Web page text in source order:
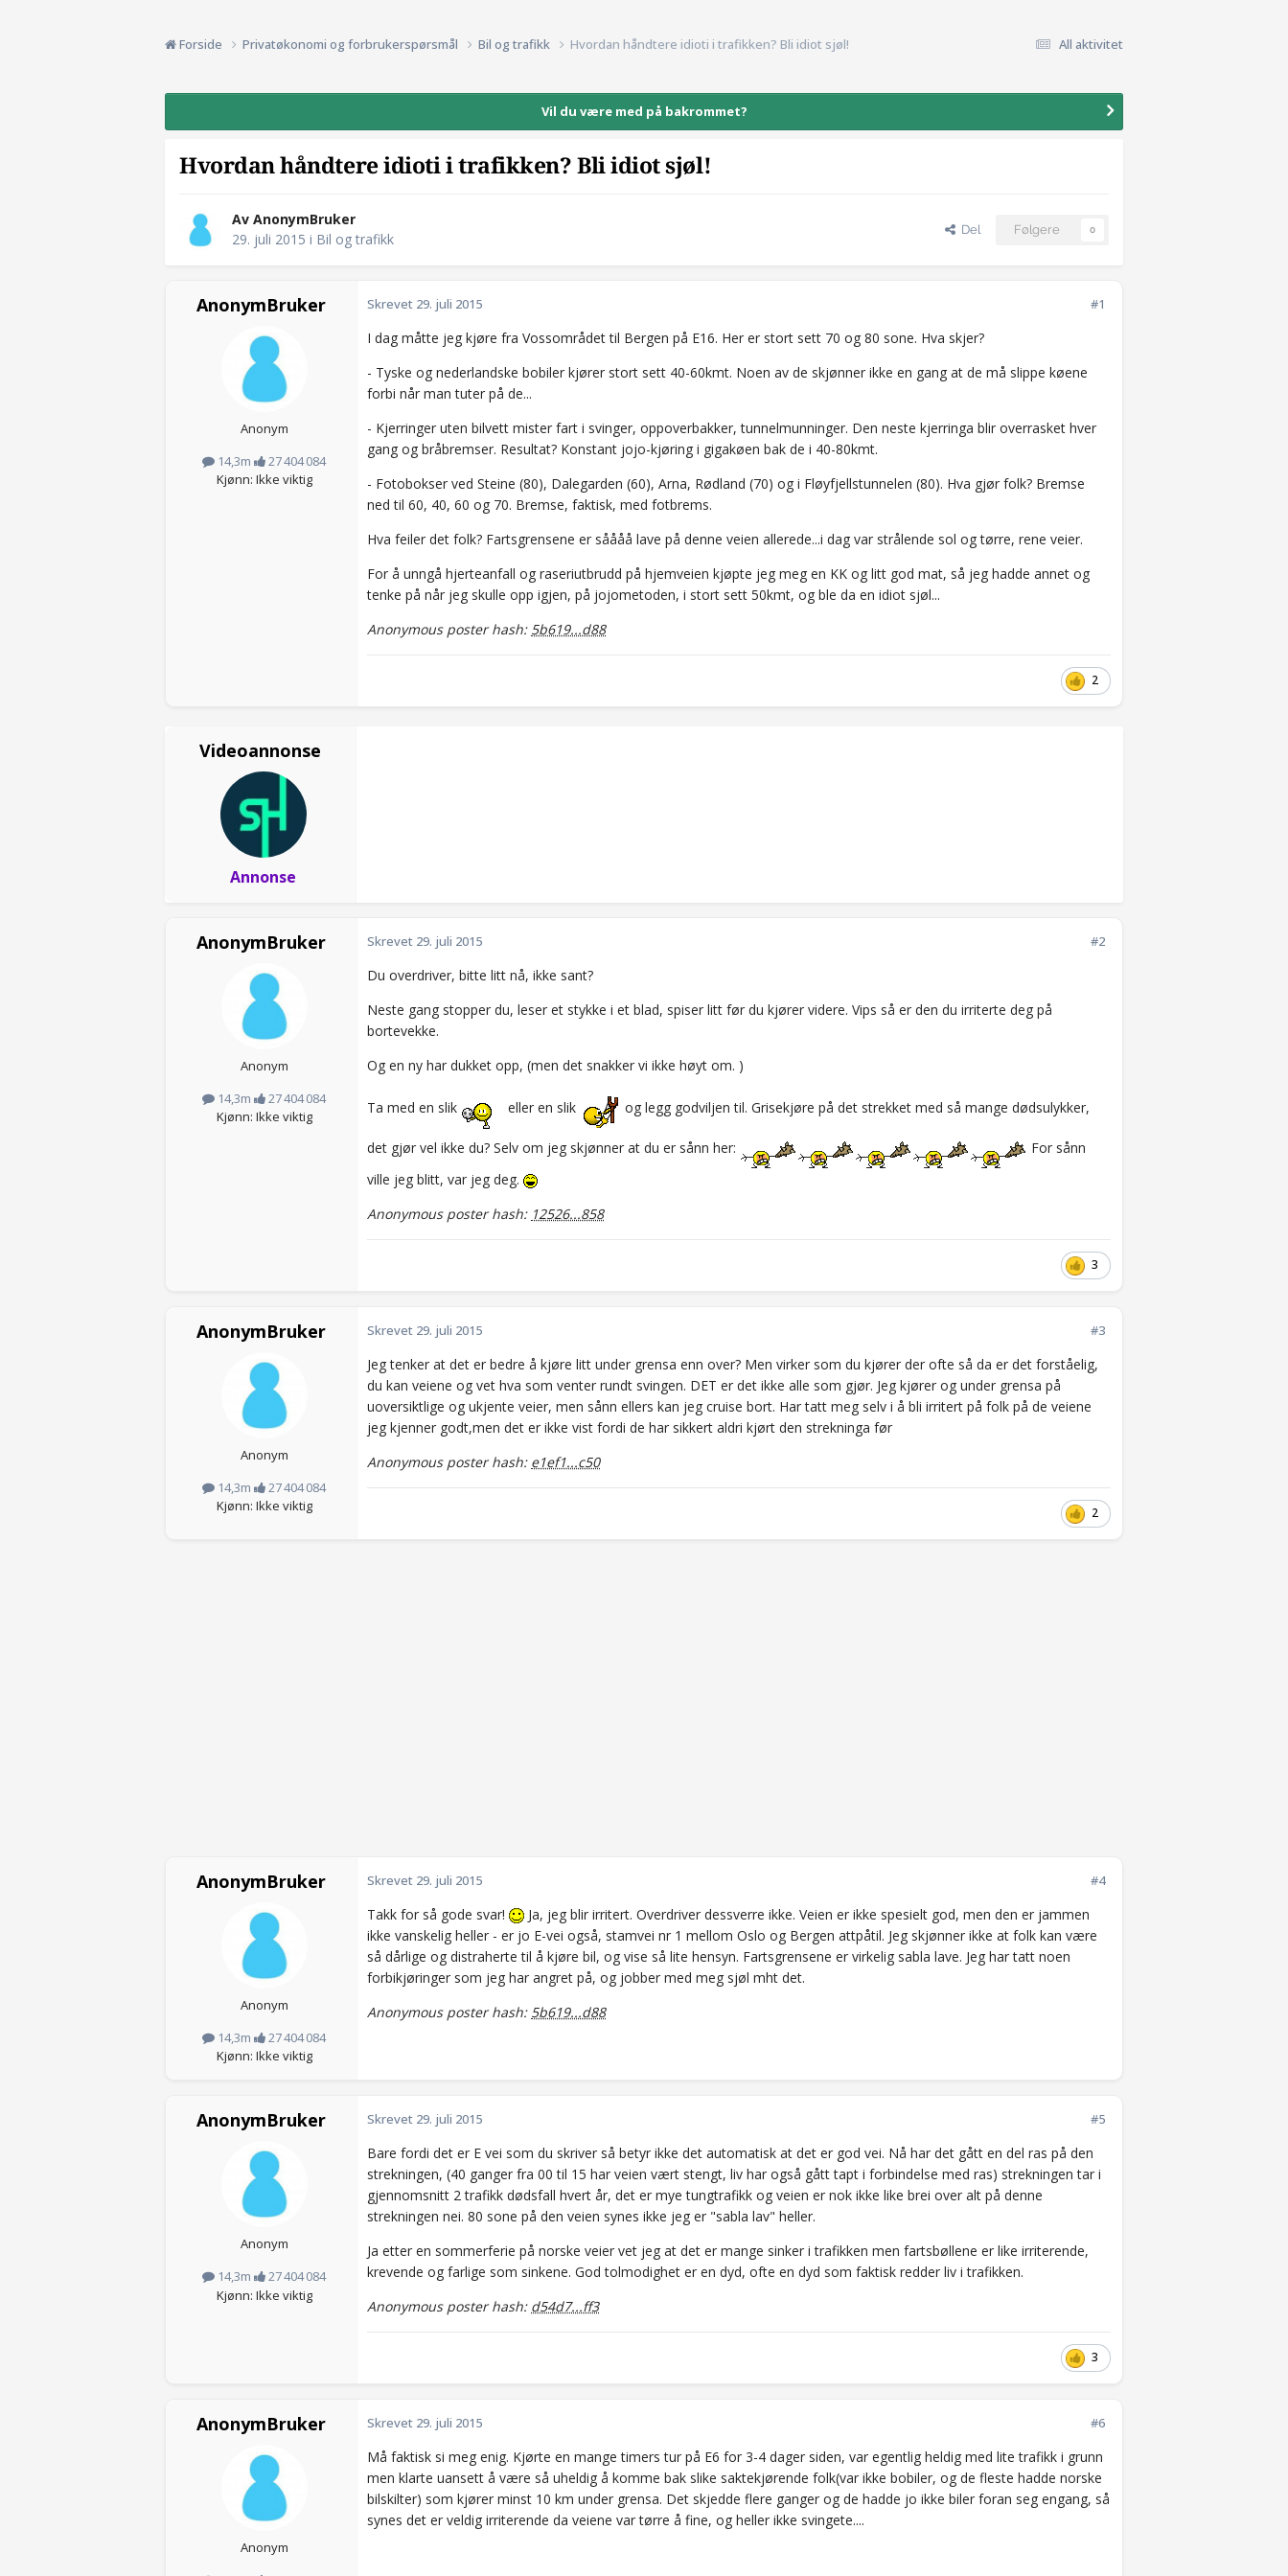
All aktivitet
Forside Privatøkonomi og forbrukerspørsmål Bil og trafikk Hvordan håndtere idioti i trafikken? Bli idiot sjøl!
Vil du være med på bakrommet?
Hvordan håndtere idioti i trafikken? Bli idiot sjøl!
Av AnonymBruker
29. juli 2015 i Bil og trafikk
Del Følgere 0
AnonymBruker
Anonym
14,3m
27 404 084
Kjønn: Ikke viktig
#1
Skrevet 29. juli 2015
I dag måtte jeg kjøre fra Vossområdet til Bergen på E16. Her er stort sett 70 og 80 sone. Hva skjer?
- Tyske og nederlandske bobiler kjører stort sett 40-60kmt. Noen av de skjønner ikke en gang at de må slippe køene
forbi når man tuter på de...
- Kjerringer uten bilvett mister fart i svinger, oppoverbakker, tunnelmunninger. Den neste kjerringa blir overrasket hver
gang og bråbremser. Resultat? Konstant jojo-kjøring i gigakøen bak de i 40-80kmt.
- Fotobokser ved Steine (80), Dalegarden (60), Arna, Rødland (70) og i Fløyfjellstunnelen (80). Hva gjør folk? Bremse
ned til 60, 40, 60 og 70. Bremse, faktisk, med fotbrems.
Hva feiler det folk? Fartsgrensene er såååå lave på denne veien allerede...i dag var strålende sol og tørre, rene veier.
For å unngå hjerteanfall og raseriutbrudd på hjemveien kjøpte jeg meg en KK og litt god mat, så jeg hadde annet og
tenke på når jeg skulle opp igjen, på jojometoden, i stort sett 50kmt, og ble da en idiot sjøl...
Anonymous poster hash: 5b619...d88
2
Videoannonse
Annonse
AnonymBruker
Anonym
14,3m
27 404 084
Kjønn: Ikke viktig
#2
Skrevet 29. juli 2015
Du overdriver, bitte litt nå, ikke sant?
Neste gang stopper du, leser et stykke i et blad, spiser litt før du kjører videre. Vips så er den du irriterte deg på
bortevekke.
Og en ny har dukket opp, (men det snakker vi ikke høyt om. )
Ta med en slik eller en slik og legg godviljen til. Grisekjøre på det strekket med så mange dødsulykker,
det gjør vel ikke du? Selv om jeg skjønner at du er sånn her:
For sånn
ville jeg blitt, var jeg deg.
Anonymous poster hash: 12526...858
3
AnonymBruker
Anonym
14,3m
27 404 084
Kjønn: Ikke viktig
#3
Skrevet 29. juli 2015
Jeg tenker at det er bedre å kjøre litt under grensa enn over? Men virker som du kjører der ofte så da er det forståelig,
du kan veiene og vet hva som venter rundt svingen. DET er det ikke alle som gjør. Jeg kjører og under grensa på
uoversiktlige og ukjente veier, men sånn ellers kan jeg cruise bort. Har tatt meg selv i å bli irritert på folk på de veiene
jeg kjenner godt,men det er ikke vist fordi de har sikkert aldri kjørt den strekninga før
Anonymous poster hash: e1ef1...c50
2
AnonymBruker
Anonym
14,3m
27 404 084
Kjønn: Ikke viktig
#4
Skrevet 29. juli 2015
Takk for så gode svar!
Ja, jeg blir irritert. Overdriver dessverre ikke. Veien er ikke spesielt god, men den er jammen
ikke vanskelig heller - er jo E-vei også, stamvei nr 1 mellom Oslo og Bergen attpåtil. Jeg skjønner ikke at folk kan være
så dårlige og distraherte til å kjøre bil, og vise så lite hensyn. Fartsgrensene er virkelig sabla lave. Jeg har tatt noen
forbikjøringer som jeg har angret på, og jobber med meg sjøl mht det.
Anonymous poster hash: 5b619...d88
AnonymBruker
Anonym
14,3m
27 404 084
Kjønn: Ikke viktig
#5
Skrevet 29. juli 2015
Bare fordi det er E vei som du skriver så betyr ikke det automatisk at det er god vei. Nå har det gått en del ras på den
strekningen, (40 ganger fra 00 til 15 har veien vært stengt, liv har også gått tapt i forbindelse med ras) strekningen tar i
gjennomsnitt 2 trafikk dødsfall hvert år, det er mye tungtrafikk og veien er nok ikke like brei over alt på denne
strekningen nei. 80 sone på den veien synes ikke jeg er "sabla lav" heller.
Ja etter en sommerferie på norske veier vet jeg at det er mange sinker i trafikken men fartsbøllene er like irriterende,
krevende og farlige som sinkene. God tolmodighet er en dyd, ofte en dyd som faktisk redder liv i trafikken.
Anonymous poster hash: d54d7...ff3
3
AnonymBruker
Anonym
#6
Skrevet 29. juli 2015
Må faktisk si meg enig. Kjørte en mange timers tur på E6 for 3-4 dager siden, var egentlig heldig med lite trafikk i grunn
men klarte uansett å være så uheldig å komme bak slike saktekjørende folk(var ikke bobiler, og de fleste hadde norske
bilskilter) som kjører minst 10 km under grensa. Det skjedde flere ganger og de hadde jo ikke biler foran seg engang, så
synes det er veldig irriterende da veiene var tørre å fine, og heller ikke svingete....